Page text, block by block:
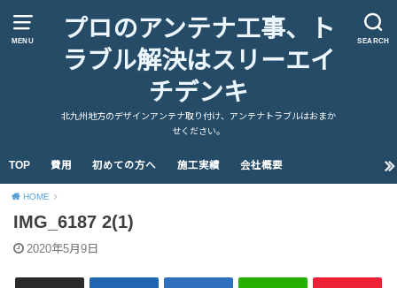
MENU SEARCH
プロのアンテナ工事、ト
ラブル解決はスリーエイ
チデンキ
北九州地方のデザインアンテナ取り付け、アンテナトラブルはおまか
せください。
TOP 費用 初めての方へ 施工実績 会社概要
HOME
IMG_6187 2(1)
2020年5月9日